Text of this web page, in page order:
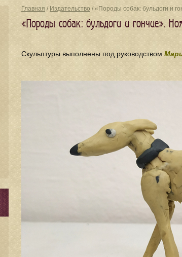
Главная / Издательство / «Породы собак: бульдоги и
«Породы собак: бульдоги и гончие».
Скульптуры выполнены под руководством